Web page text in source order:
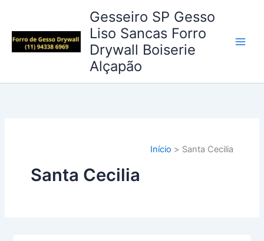
conteúdo
Gesseiro SP Gesso
Liso Sancas Forro
Drywall Boiserie
Alçapão
Início Santa Cecilia
Santa Cecilia